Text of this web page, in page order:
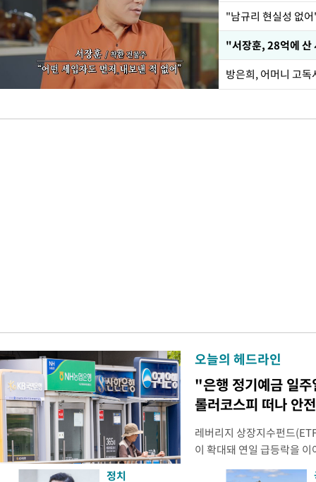
"남규리 현실성 없
"서장훈, 28억에 산
방은희, 어머니 고
오늘의 헤드라인
"은행 정기예금 일
롤러코스피 떠나 안
레버리지 상장지수펀드
이 확대돼 연일 급등락을
치하려는 수요가 점차 불
정치